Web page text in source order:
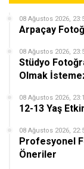
08 Ağustos 2026,
Arpaçay
08 Ağustos 2026,
Stüdyo
Olmak
08 Ağustos 2026,
12-13 Yaş
08 Ağustos 2026,
Profesyonel
Öneriler